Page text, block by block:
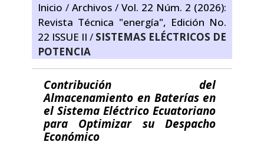
Inicio / Archivos / Vol. 22 Núm. 2 (2026):
Revista Técnica "energía", Edición No.
22 ISSUE II / SISTEMAS ELÉCTRICOS DE
POTENCIA
Contribución del
Almacenamiento en Baterías en
el Sistema Eléctrico Ecuatoriano
para Optimizar su Despacho
Económico